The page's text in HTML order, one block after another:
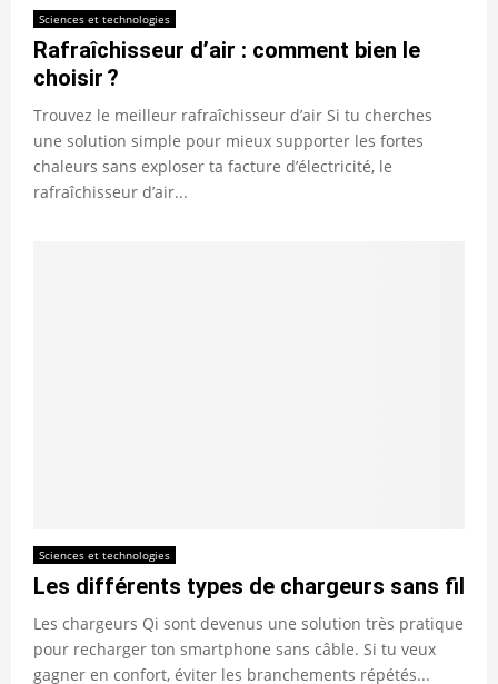
Sciences et technologies
Rafraîchisseur d’air : comment bien le
choisir ?
Trouvez le meilleur rafraîchisseur d’air Si tu cherches
une solution simple pour mieux supporter les fortes
chaleurs sans exploser ta facture d’électricité, le
rafraîchisseur d’air...
Sciences et technologies
Les différents types de chargeurs sans fil
Les chargeurs Qi sont devenus une solution très pratique
pour recharger ton smartphone sans câble. Si tu veux
gagner en confort, éviter les branchements répétés...